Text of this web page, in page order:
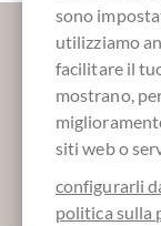
Maggiori
sono
utilizziamo
facilitare il
mostrano,
siti web o
configurarli
politica sulla